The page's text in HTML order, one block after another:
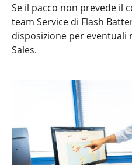
Se il pacco non prevede il
team Service di Flash
disposizione per
Sales.